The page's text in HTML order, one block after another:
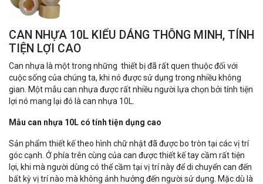
CAN NHỰA 10L KIỂU DÁNG THÔNG MINH, TÍNH
TIỆN LỢI CAO
Can nhựa là một trong những thiết bị đã rất quen thuộc đối với
cuộc sống của chúng ta, khi nó được sử dụng trong nhiều không
gian. Một mẫu can nhựa được rất nhiều người lựa chọn bởi tính tiện
lợi nó mang lại đó là can nhựa 10L.
Mẫu can nhựa 10L có tính tiện dụng cao
Sản phẩm thiết kế theo hình chữ nhật đã được bo tròn tại các vị trí
góc cạnh. Ở phía trên cùng của can được thiết kế tay cầm rất tiện
lợi, khi mà người dùng có thể cầm tại vị trí này để di chuyển can đến
bất kỳ vị trí nào mà không ảnh hưởng đến người sử dụng. Mặc dù là